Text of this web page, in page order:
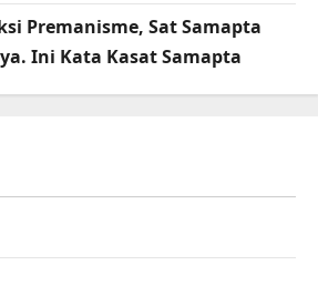
Premanisme, Sat Samapta
Ini Kata Kasat Samapta